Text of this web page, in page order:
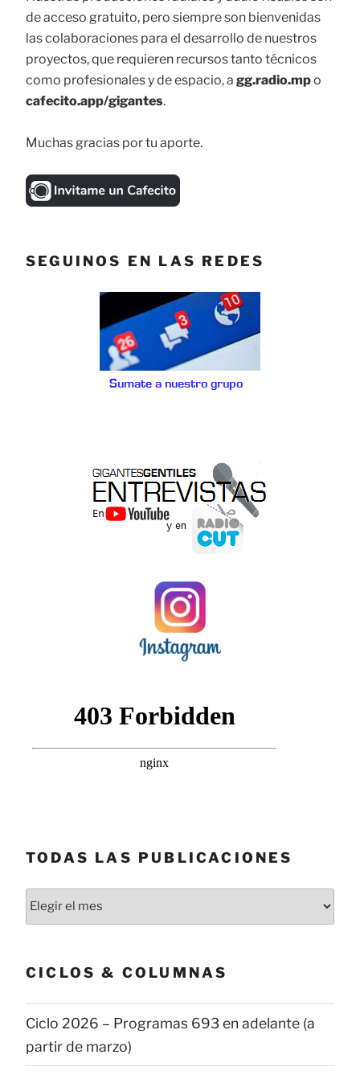
de acceso gratuito, pero siempre son bienvenidas
las colaboraciones para el desarrollo de nuestros
proyectos, que requieren recursos tanto técnicos
como profesionales y de espacio, a gg.radio.mpo
cafecito.app/gigantes.
Muchas gracias por tu aporte.
SEGUINOS EN LAS REDES
TODAS LAS PUBLICACIONES
Todas
las
CICLOS & COLUMNAS
Ciclo 2026 – Programas 693 en adelante (a
partir de marzo)